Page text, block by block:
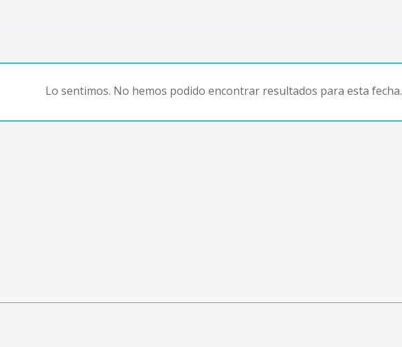
Lo sentimos. No hemos podido encontrar resultados para esta fecha.